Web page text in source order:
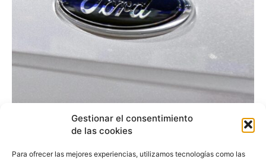
Gestionar el consentimiento
de las cookies
Para ofrecer las mejores experiencias, utilizamos tecnologías como las
Ford España renueva el
compromiso con